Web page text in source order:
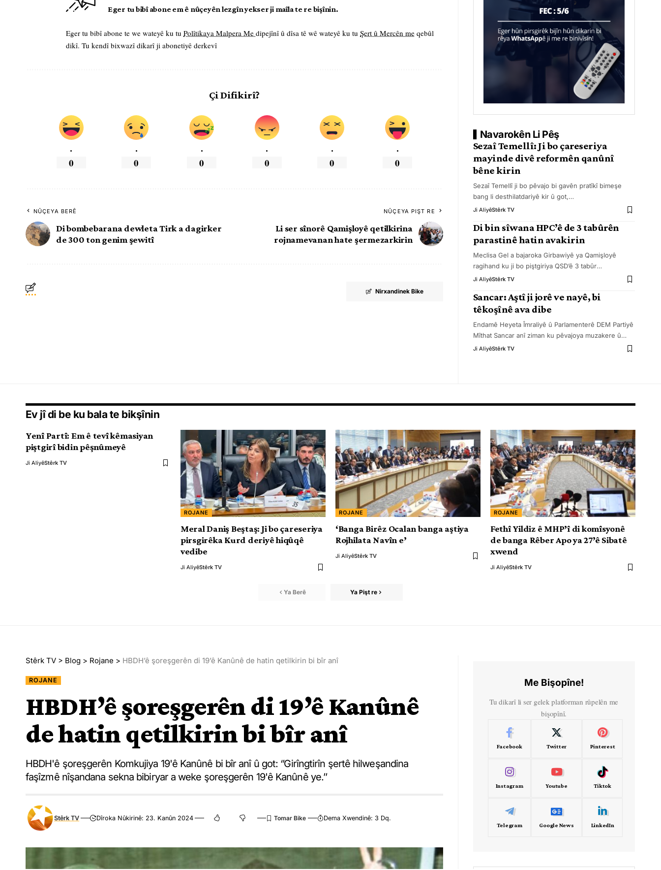
Eger tu bibî abone em ê nûçeyên lezgîn yekser ji maîla te re bişînin.
Eger tu bibî abone te we wateyê ku tu Polîtikaya Malpera Me dipejînî û dîsa tê wê wateyê ku tu Şert û Mercên me qebûl
dikî. Tu kendî bixwazî dikarî ji abonetiyê derkevî
Çi Difikirî?
.
0
.
0
.
0
.
0
.
0
.
0
NÛÇEYA BERÊ
Di bombebarana dewleta Tirk a dagirker
de 300 ton genim şewitî
NÛÇEYA PIŞT RE
Li ser sînorê Qamişloyê qetilkirina
rojnamevanan hate şermezarkirin
Nirxandinek Bike
Navarokên Li Pêş
Sezaî Temellî: Ji bo çareseriya
mayinde divê reformên qanûnî
bêne kirin
Sezaî Temellî ji bo pêvajo bi gavên pratîkî bimeşe
bang li desthilatdariyê kir û got,…
Ji AliyêStêrk TV
Di bin sîwana HPC’ê de 3 tabûrên
parastinê hatin avakirin
Meclisa Gel a bajaroka Girbawiyê ya Qamişloyê
ragihand ku ji bo piştgiriya QSD’ê 3 tabûr…
Ji AliyêStêrk TV
Sancar: Aştî ji jorê ve nayê, bi
têkoşînê ava dibe
Endamê Heyeta Îmraliyê û Parlamenterê DEM Partiyê
Mîthat Sancar anî ziman ku pêvajoya muzakere û…
Ji AliyêStêrk TV
Ev jî di be ku bala te bikşînin
Yenî Partî: Em ê tevî kêmasiyan
piştgirî bidin pêşnûmeyê
Ji AliyêStêrk TV
ROJANE
Meral Daniş Beştaş: Ji bo çareseriya
pirsgirêka Kurd deriyê hiqûqê
vedibe
Ji AliyêStêrk TV
ROJANE
‘Banga Birêz Ocalan banga aştiya
Rojhilata Navîn e’
Ji AliyêStêrk TV
ROJANE
Fethî Yildiz ê MHP’î di komîsyonê
de banga Rêber Apo ya 27’ê Sibatê
xwend
Ji AliyêStêrk TV
Ya Berê Ya Pişt re
Stêrk TV > Blog > Rojane > HBDH’ê şoreşgerên di 19’ê Kanûnê de hatin qetilkirin bi bîr anî
ROJANE
HBDH’ê şoreşgerên di 19’ê Kanûnê
de hatin qetilkirin bi bîr anî
HBDH'ê şoreşgerên Komkujiya 19'ê Kanûnê bi bîr anî û got: ‘’Girîngtirîn şertê hilweşandina
faşîzmê nîşandana sekna bibiryar a weke şoreşgerên 19'ê Kanûnê ye.’’
Stêrk TV Dîroka Nûkirinê: 23. Kanûn 2024 Dema Xwendinê: 3 Dq.
Me Bişopîne!
Tu dikarî li ser gelek platforman rûpelên me
bişopînî.
Facebook Twitter Pinterest
Instagram Youtube Tiktok
Telegram Google News LinkedIn